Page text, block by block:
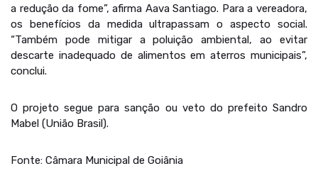
a redução da fome”, afirma Aava Santiago. Para a vereadora,
os benefícios da medida ultrapassam o aspecto social.
“Também pode mitigar a poluição ambiental, ao evitar
descarte inadequado de alimentos em aterros municipais”,
conclui.
O projeto segue para sanção ou veto do prefeito Sandro
Mabel (União Brasil).
Fonte: Câmara Municipal de Goiânia